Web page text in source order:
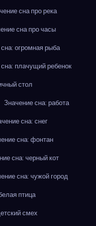
сна про река
сна про часы
огромная рыба
плачущий ребенок
стол
Значение сна: работа
сна: снег
сна: фонтан
сна: черный кот
сна: чужой город
птица
смех